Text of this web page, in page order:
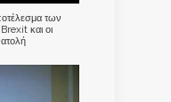
των
και οι